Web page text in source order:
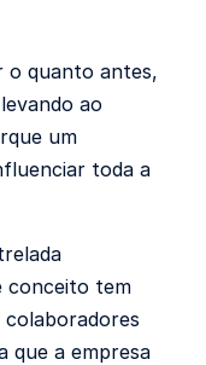
o quanto antes,
ao
um
toda a
conceito tem
que a empresa